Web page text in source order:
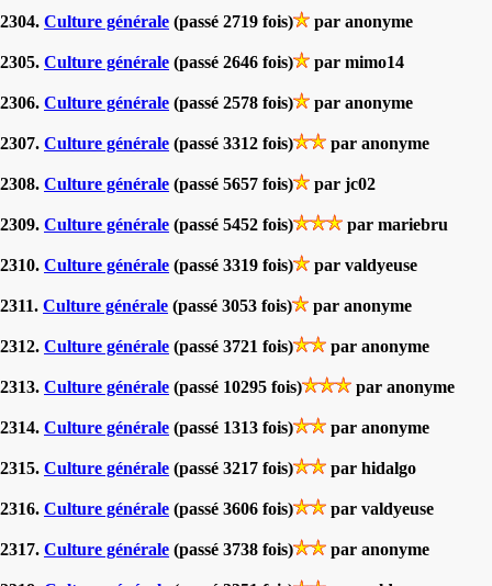
2304. Culture générale (passé 2719 fois) par anonyme
2305. Culture générale (passé 2646 fois) par mimo14
2306. Culture générale (passé 2578 fois) par anonyme
2307. Culture générale (passé 3312 fois) par anonyme
2308. Culture générale (passé 5657 fois) par jc02
2309. Culture générale (passé 5452 fois) par mariebru
2310. Culture générale (passé 3319 fois) par valdyeuse
2311. Culture générale (passé 3053 fois) par anonyme
2312. Culture générale (passé 3721 fois) par anonyme
2313. Culture générale (passé 10295 fois) par anonyme
2314. Culture générale (passé 1313 fois) par anonyme
2315. Culture générale (passé 3217 fois) par hidalgo
2316. Culture générale (passé 3606 fois) par valdyeuse
2317. Culture générale (passé 3738 fois) par anonyme